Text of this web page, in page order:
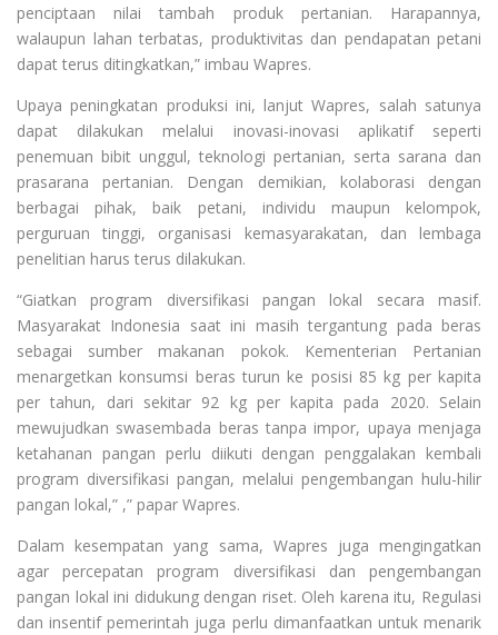
penciptaan nilai tambah produk pertanian. Harapannya,
walaupun lahan terbatas, produktivitas dan pendapatan petani
dapat terus ditingkatkan,” imbau Wapres.
Upaya peningkatan produksi ini, lanjut Wapres, salah satunya
dapat dilakukan melalui inovasi-inovasi aplikatif seperti
penemuan bibit unggul, teknologi pertanian, serta sarana dan
prasarana pertanian. Dengan demikian, kolaborasi dengan
berbagai pihak, baik petani, individu maupun kelompok,
perguruan tinggi, organisasi kemasyarakatan, dan lembaga
penelitian harus terus dilakukan.
“Giatkan program diversifikasi pangan lokal secara masif.
Masyarakat Indonesia saat ini masih tergantung pada beras
sebagai sumber makanan pokok. Kementerian Pertanian
menargetkan konsumsi beras turun ke posisi 85 kg per kapita
per tahun, dari sekitar 92 kg per kapita pada 2020. Selain
mewujudkan swasembada beras tanpa impor, upaya menjaga
ketahanan pangan perlu diikuti dengan penggalakan kembali
program diversifikasi pangan, melalui pengembangan hulu-hilir
pangan lokal,” ,” papar Wapres.
Dalam kesempatan yang sama, Wapres juga mengingatkan
agar percepatan program diversifikasi dan pengembangan
pangan lokal ini didukung dengan riset. Oleh karena itu, Regulasi
dan insentif pemerintah juga perlu dimanfaatkan untuk menarik